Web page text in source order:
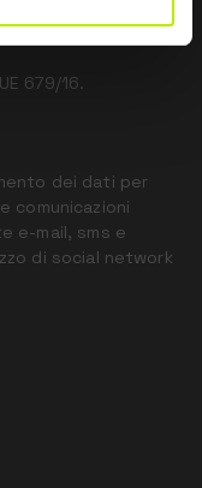
679/16.
dei dati per
comunicazioni
e-mail, sms e
di social network